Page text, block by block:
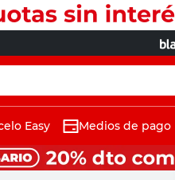
Easy Medios de pago